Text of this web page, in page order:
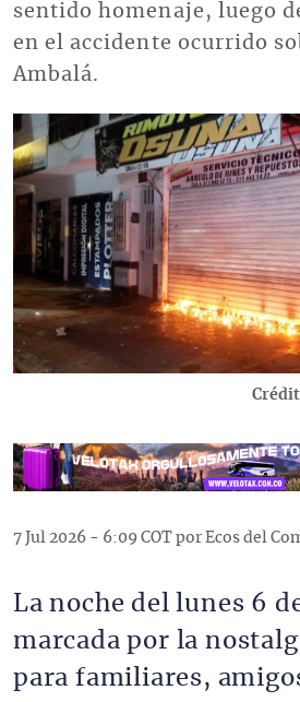
sentido homenaje, luego
en el accidente ocurrido
Ambalá.
Imagen
7 Jul 2026 - 6:09 COT por Ecos del
La noche del lunes 6
marcada por la
para familiares,